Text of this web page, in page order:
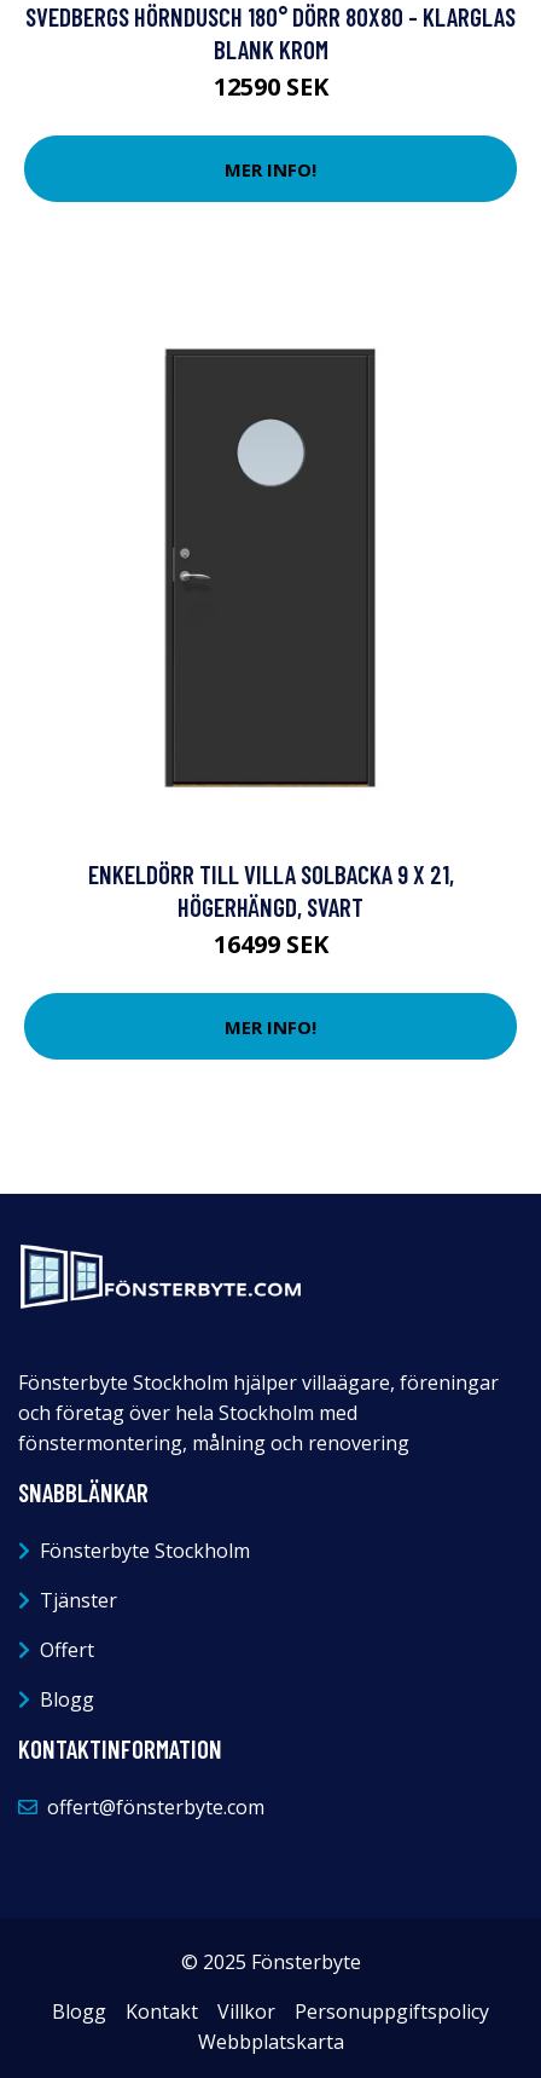
SVEDBERGS HÖRNDUSCH 180° DÖRR 80X80 - KLARGLAS
BLANK KROM
12590 SEK
MER INFO!
ENKELDÖRR TILL VILLA SOLBACKA 9 X 21,
HÖGERHÄNGD, SVART
16499 SEK
MER INFO!
Fönsterbyte Stockholm hjälper villaägare, föreningar
och företag över hela Stockholm med
fönstermontering, målning och renovering
SNABBLÄNKAR
Fönsterbyte Stockholm
Tjänster
Offert
Blogg
KONTAKTINFORMATION
offert@fönsterbyte.com
© 2025 Fönsterbyte
Blogg
Kontakt Villkor
Personuppgiftspolicy
Webbplatskarta